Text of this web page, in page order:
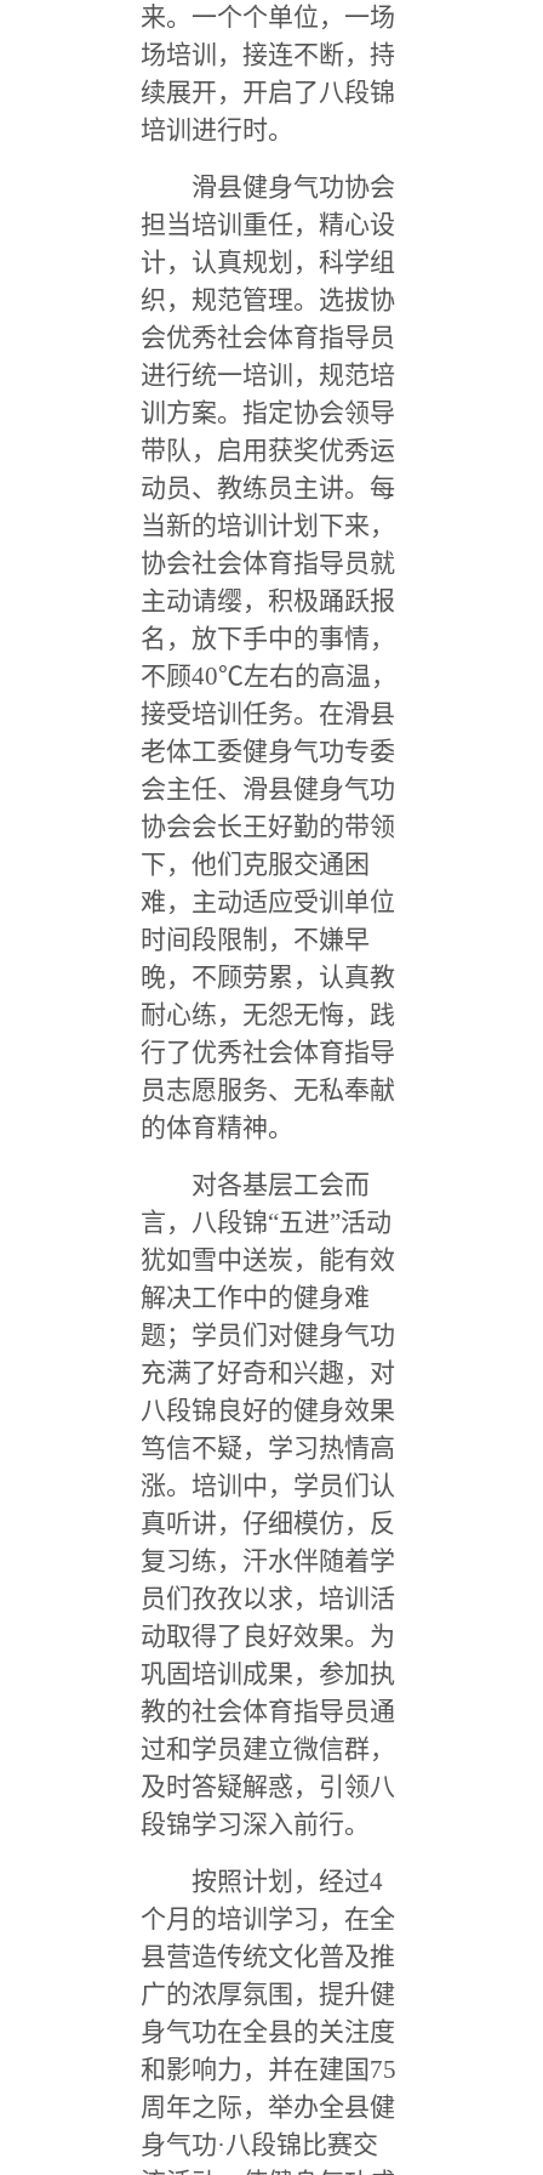
来。一个个单位，一场
场培训，接连不断，持
续展开，开启了八段锦
培训进行时。
滑县健身气功协会
担当培训重任，精心设
计，认真规划，科学组
织，规范管理。选拔协
会优秀社会体育指导员
进行统一培训，规范培
训方案。指定协会领导
带队，启用获奖优秀运
动员、教练员主讲。每
当新的培训计划下来，
协会社会体育指导员就
主动请缨，积极踊跃报
名，放下手中的事情，
不顾40℃左右的高温，
接受培训任务。在滑县
老体工委健身气功专委
会主任、滑县健身气功
协会会长王好勤的带领
下，他们克服交通困
难，主动适应受训单位
时间段限制，不嫌早
晚，不顾劳累，认真教
耐心练，无怨无悔，践
行了优秀社会体育指导
员志愿服务、无私奉献
的体育精神。
对各基层工会而
言，八段锦“五进”活动
犹如雪中送炭，能有效
解决工作中的健身难
题；学员们对健身气功
充满了好奇和兴趣，对
八段锦良好的健身效果
笃信不疑，学习热情高
涨。培训中，学员们认
真听讲，仔细模仿，反
复习练，汗水伴随着学
员们孜孜以求，培训活
动取得了良好效果。为
巩固培训成果，参加执
教的社会体育指导员通
过和学员建立微信群，
及时答疑解惑，引领八
段锦学习深入前行。
按照计划，经过4
个月的培训学习，在全
县营造传统文化普及推
广的浓厚氛围，提升健
身气功在全县的关注度
和影响力，并在建国75
周年之际，举办全县健
身气功·八段锦比赛交